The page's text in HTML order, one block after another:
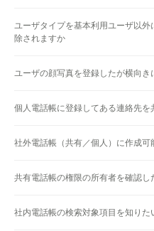
ユーザタイプを基本利用ユーザ以
除されますか
ユーザの顔写真を登録したが横向き
個人電話帳に登録してある連絡先
社外電話帳（共有／個人）に作成
共有電話帳の権限の所有者を確認し
社内電話帳の検索対象項目を知りた